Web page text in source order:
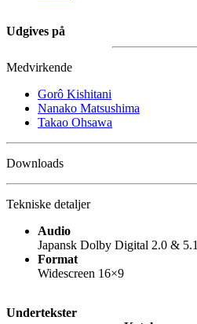
Udgives på
Medvirkende
Gorô Kishitani
Nanako Matsushima
Takao Ohsawa
Downloads
Tekniske detaljer
Audio
Japansk Dolby Digital 2.0 & 5.1
Format
Widescreen 16×9
Undertekster